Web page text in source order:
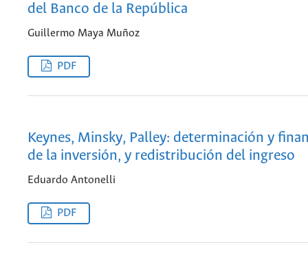
del Banco de la República
Guillermo Maya Muñoz
PDF
Keynes, Minsky, Palley: determinación y
de la inversión, y redistribución del ingreso
Eduardo Antonelli
PDF